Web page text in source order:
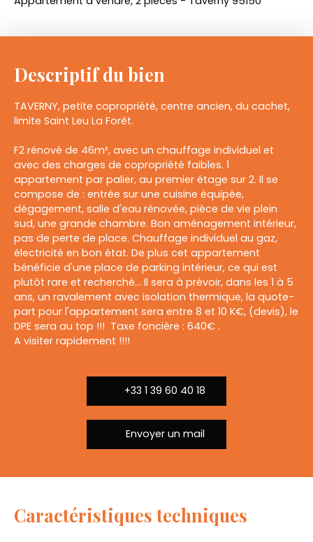
Descriptif du bien
TAVERNY, petite copropriété, centre ancien, du cachet,
limite Saint Leu La Forêt.
F2 rénové de 46m², avec un chauffage individuel et
avec des charges de copropriété faibles. 1
appartement par palier, au premier étage sur 2. Il se
compose de : entrée sur une cuisine équipée,
dégagement, salle d'eau rénovée, pièce de vie plein
sud, une grande chambre. Bon aménagement intérieur,
pas de perte de place. Chauffage individuel au gaz,
électricité en bon état. De plus cet appartement
bénéficie d'une place de parking intérieur, ce qui est
plutôt rare et recherché... Il sera à prévoir, dans les 1 à 5
ans, un ravalement avec isolation thermique, la quote-
part pour l'appartement sera entre 8 et 10 K€, (devis), le
DPE sera au top !!! Taxe foncière : 640€ .
A visiter rapidement !!!!
+33 1 39 60 40 18
Envoyer un mail
Caractéristiques techniques